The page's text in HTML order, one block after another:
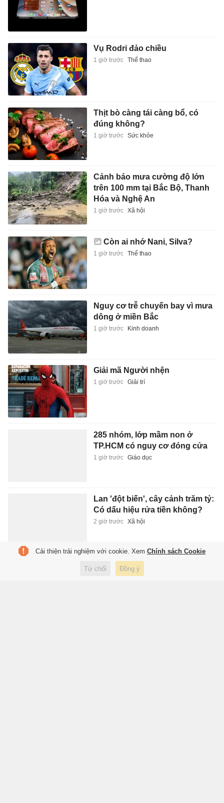
Vụ Rodri đảo chiều
1 giờ trước Thể thao
Thịt bò càng tái càng bổ, có
đúng không?
1 giờ trước Sức khỏe
Cảnh báo mưa cường độ lớn
trên 100 mm tại Bắc Bộ, Thanh
Hóa và Nghệ An
1 giờ trước Xã hội
Còn ai nhớ Nani, Silva?
1 giờ trước Thể thao
Nguy cơ trễ chuyến bay vì mưa
dông ở miền Bắc
1 giờ trước Kinh doanh
Giải mã Người nhện
1 giờ trước Giải trí
285 nhóm, lớp mầm non ở
TP.HCM có nguy cơ đóng cửa
1 giờ trước Giáo dục
Lan 'đột biến', cây cảnh trăm tỷ:
Có dấu hiệu rửa tiền không?
2 giờ trước Xã hội
Everest oằn mình vì quá tải và
rác thải
Cải thiện trải nghiệm với cookie. Xem Chính sách Cookie
Từ chối Đồng ý